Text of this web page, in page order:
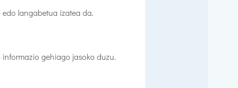
langabetua izatea da.
gehiago jasoko duzu.